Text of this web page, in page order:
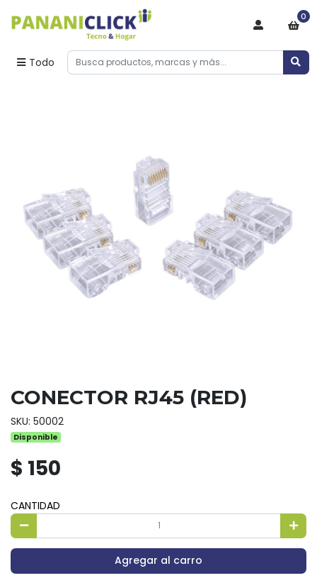
Todo
0
CONECTOR RJ45 (RED)
SKU: 50002
Disponible
$ 150
CANTIDAD
Agregar al carro